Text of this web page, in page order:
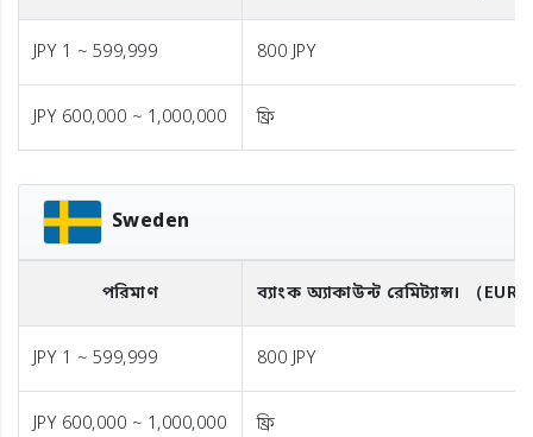
JPY 1 ~ 599,999 800 JPY
JPY 600,000 ~ 1,000,000 ফ্রি
Sweden
পরিমাণ ব্যাংক অ্যাকাউন্ট রেমিট্যান্স। （EUR
JPY 1 ~ 599,999 800 JPY
JPY 600,000 ~ 1,000,000 ফ্রি